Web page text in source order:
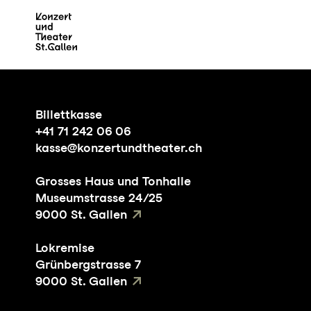
Billettkasse
+41 71 242 06 06
kasse@konzertundtheater.ch
Grosses Haus und Tonhalle
Museumstrasse 24/25
9000 St. Gallen
Lokremise
Grünbergstrasse 7
9000 St. Gallen